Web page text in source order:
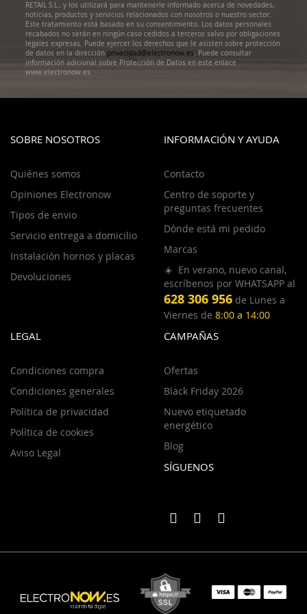
RETAIL S.L., y los utilizará para mantenerle informado acerca de novedades,
noticias, productos y servicios relacionados con nosotros o nuestro sector.
Este tratamiento está basado en su consentimiento. Los datos personales
recabados no serán en ningún caso cedidos a terceros salvo por obligaciones
legales expresas. Puede ejercer los derechos que le asisten sobre protección
de datos en la dirección privacidad@electronow.es. Puede consultar
información adicional sobre Protección de Datos en este enlace
www.electronow.es
SOBRE NOSOTROS
Quiénes somos
Opiniones Electronow
Tipos de envio
Servicio entrega a domicilio
Instalación hornos y placas
Devoluciones
INFORMACIÓN Y AYUDA
Contacto
Centro de soporte y
preguntas frecuentes
Dónde está mi pedido
Marcas
☀️ En verano, nuevo canal,
escríbenos por WHATSAPP al
628 306 956 de Lunes a
Viernes de 8:00 a 14:00
LEGAL
Condiciones compra
Condiciones generales
Política de privacidad
Política de cookies
Aviso Legal
CAMPAÑAS
Ofertas
Black Friday 2026
Nuevo etiquetado
energético
Blog
SÍGUENOS